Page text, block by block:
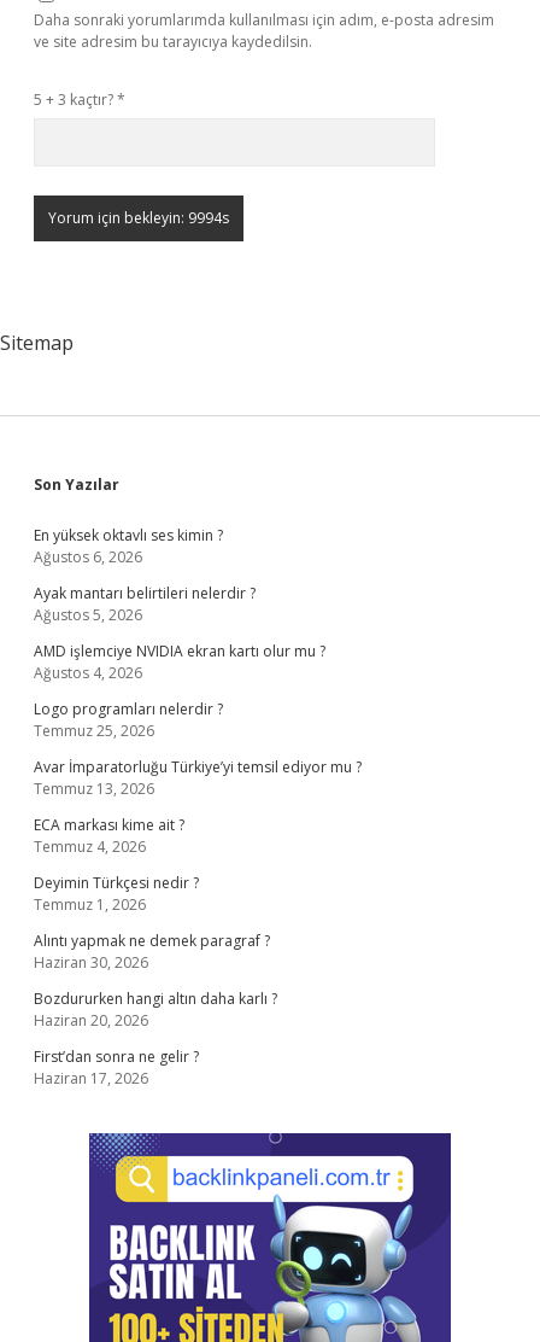
Daha sonraki yorumlarımda kullanılması için adım, e-posta adresim
ve site adresim bu tarayıcıya kaydedilsin.
5 + 3 kaçtır?*
Sitemap
Sidebar
Son Yazılar
En yüksek oktavlı ses kimin ?
Ağustos 6, 2026
Ayak mantarı belirtileri nelerdir ?
Ağustos 5, 2026
AMD işlemciye NVIDIA ekran kartı olur mu ?
Ağustos 4, 2026
Logo programları nelerdir ?
Temmuz 25, 2026
Avar İmparatorluğu Türkiye’yi temsil ediyor mu ?
Temmuz 13, 2026
ECA markası kime ait ?
Temmuz 4, 2026
Deyimin Türkçesi nedir ?
Temmuz 1, 2026
Alıntı yapmak ne demek paragraf ?
Haziran 30, 2026
Bozdururken hangi altın daha karlı ?
Haziran 20, 2026
First’dan sonra ne gelir ?
Haziran 17, 2026